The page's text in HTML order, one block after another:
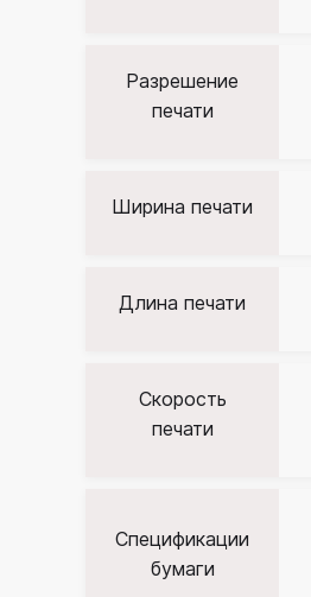
Разрешение
печати
Ширина печати
Длина печати
Скорость
печати
Спецификации
бумаги